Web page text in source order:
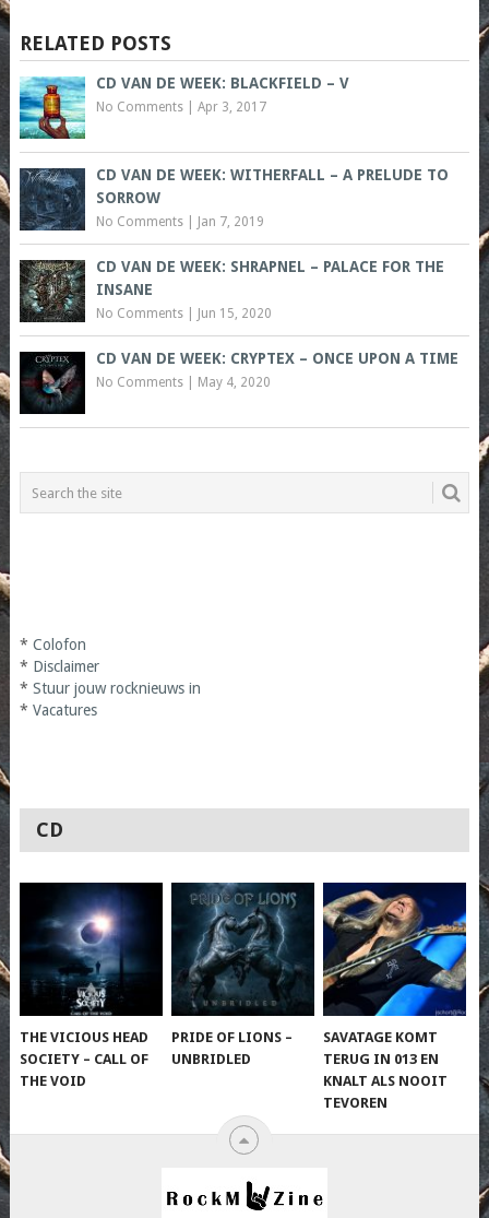
RELATED POSTS
CD VAN DE WEEK: BLACKFIELD – V
No Comments| Apr 3, 2017
CD VAN DE WEEK: WITHERFALL – A PRELUDE TO
SORROW
No Comments| Jan 7, 2019
CD VAN DE WEEK: SHRAPNEL – PALACE FOR THE
INSANE
No Comments| Jun 15, 2020
CD VAN DE WEEK: CRYPTEX – ONCE UPON A TIME
No Comments| May 4, 2020
* Colofon
* Disclaimer
* Stuur jouw rocknieuws in
* Vacatures
CD
THE VICIOUS HEAD
SOCIETY – CALL OF
THE VOID
PRIDE OF LIONS –
UNBRIDLED
SAVATAGE KOMT
TERUG IN 013 EN
KNALT ALS NOOIT
TEVOREN